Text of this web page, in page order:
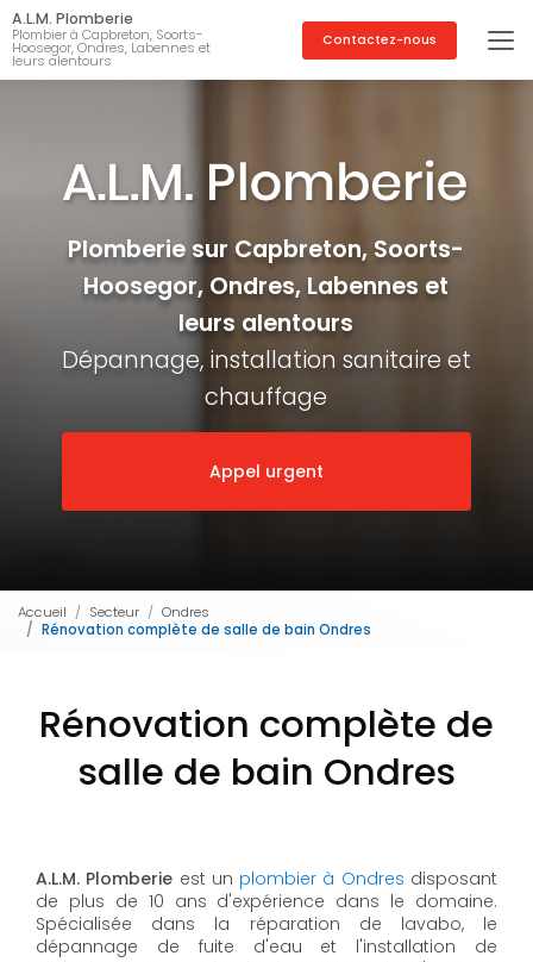
Aller
au
contenu
principal
A.L.M. Plomberie
Plombier à Capbreton, Soorts-
Hoosegor, Ondres, Labennes et
leurs alentours
Contactez-nous
Plomberie sur Capbreton, Soorts-
Hoosegor, Ondres, Labennes et
leurs alentours
Dépannage, installation sanitaire et
chauffage
Appel urgent
Accueil Secteur
Ondres
Rénovation complète de salle de bain Ondres
Rénovation complète de
salle de bain Ondres
A.L.M. Plomberie est un plombier à Ondres disposant
de plus de 10 ans d'expérience dans le domaine.
Spécialisée dans la réparation de lavabo, le
dépannage de fuite d'eau et l'installation de